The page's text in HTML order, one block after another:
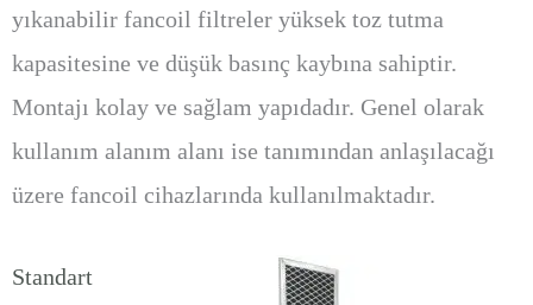
yıkanabilir fancoil filtreler yüksek toz tutma
kapasitesine ve düşük basınç kaybına sahiptir.
Montajı kolay ve sağlam yapıdadır. Genel olarak
kullanım alanım alanı ise tanımından anlaşılacağı
üzere fancoil cihazlarında kullanılmaktadır.
Standart